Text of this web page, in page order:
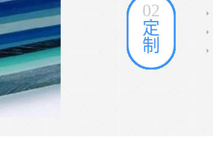
pc板厂家
02
定
制